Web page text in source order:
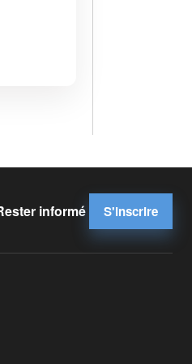
informé S'inscrire